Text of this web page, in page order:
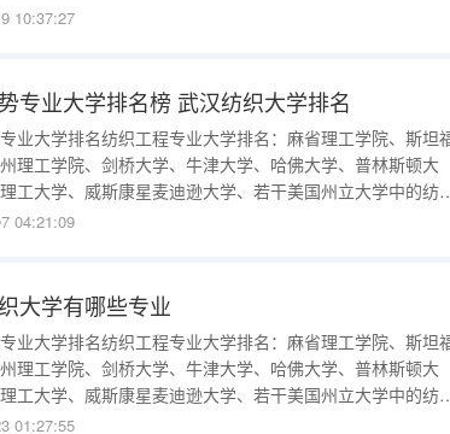
10:37:27
专业大学排名榜 武汉纺织大学排名
业大学排名纺织工程专业大学排名：麻省理工学院、斯坦
理工学院、剑桥大学、牛津大学、哈佛大学、普林斯顿大
工大学、威斯康星麦迪逊大学、若干美国州立大学中的纺
。1、麻省理工学院
04:21:09
大学有哪些专业
业大学排名纺织工程专业大学排名：麻省理工学院、斯坦
理工学院、剑桥大学、牛津大学、哈佛大学、普林斯顿大
工大学、威斯康星麦迪逊大学、若干美国州立大学中的纺
。1、麻省理工学院
01:27:55